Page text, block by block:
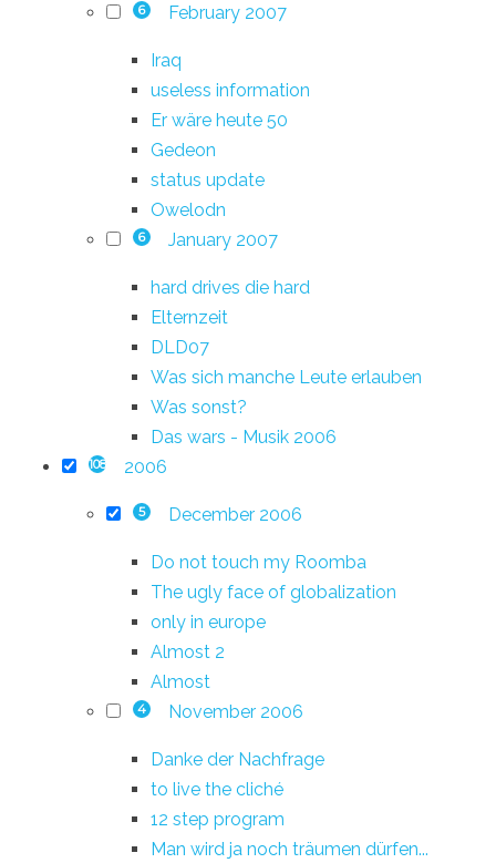
6 February 2007
Iraq
useless information
Er wäre heute 50
Gedeon
status update
Owelodn
6 January 2007
hard drives die hard
Elternzeit
DLD07
Was sich manche Leute erlauben
Was sonst?
Das wars - Musik 2006
108 2006
5 December 2006
Do not touch my Roomba
The ugly face of globalization
only in europe
Almost 2
Almost
4 November 2006
Danke der Nachfrage
to live the cliché
12 step program
Man wird ja noch träumen dürfen...